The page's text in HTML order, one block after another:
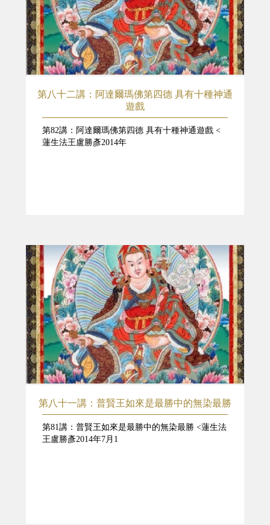
第八十二講：阿達爾瑪佛第四德 具有十種神通
遊戲
第82講：阿達爾瑪佛第四德 具有十種神通遊戲 <
蓮生法王盧勝彥2014年
第八十一講：普賢王如來是最勝中的無染最勝
第81講：普賢王如來是最勝中的無染最勝 <蓮生法
王盧勝彥2014年7月1